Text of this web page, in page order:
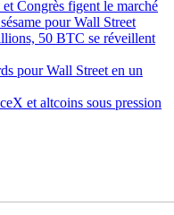
Congrès figent le marché
pour Wall Street
50 BTC se réveillent
pour Wall Street en un
et altcoins sous pression